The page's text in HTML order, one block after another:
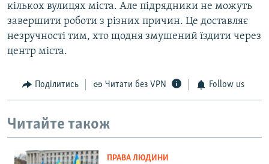
кількох вулицях міста. Але підрядники не можуть
завершити роботи з різних причин. Це доставляє
незручності тим, хто щодня змушений їздити через
центр міста.
Поділитись Читати без VPN Follow us
Читайте також
ПРАВА ЛЮДИНИ